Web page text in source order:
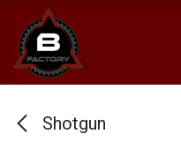
Se rendre au contenu
Shotgun